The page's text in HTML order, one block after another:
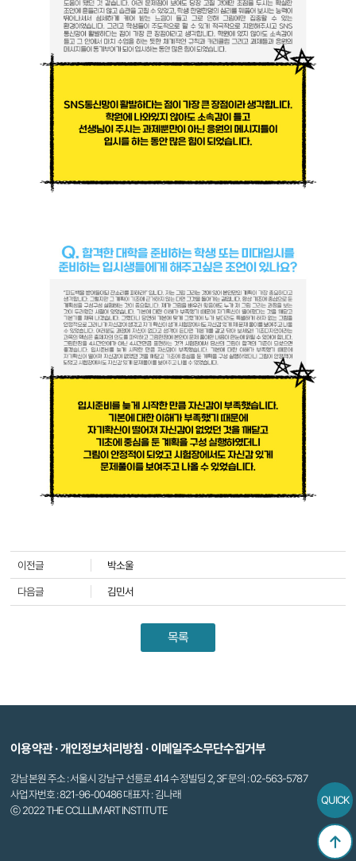
이전글 박소울
다음글 김민서
목록
이용약관·개인정보처리방침 ·이메일주소무단수집거부
강남본원 주소 : 서울시 강남구 선릉로 414 수정빌딩 2, 3F 문의 : 02-563-5787
사업자번호 : 821-96-00486 대표자 : 김나래
ⓒ 2022 THE CCLLLIM ART INSTITUTE
QUICK